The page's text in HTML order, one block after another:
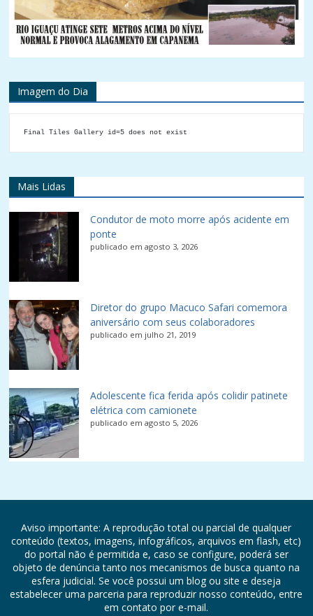
Imagem do Dia
Final Tiles Gallery id=5 does not exist
Mais Lidas
Condutor de moto morre após acidente em
ponte
publicado em agosto 3, 2026
Diretor do grupo Macuco Safari comemora
aniversário com seus colaboradores
publicado em julho 21, 2019
Adolescente fica ferida após colidir patinete
elétrica com camionete
publicado em agosto 5, 2026
Aviso importante: A reprodução total ou parcial de qualquer
conteúdo (textos, imagens, infográficos, arquivos em flash, etc)
do portal não é permitida e, caso se configure, poderá ser
objeto de denúncia tanto nos mecanismos de busca quanto na
esfera judicial. Se você possui um blog ou site e deseja
estabelecer uma parceria para reproduzir nosso conteúdo, entre
em contato por e-mail.